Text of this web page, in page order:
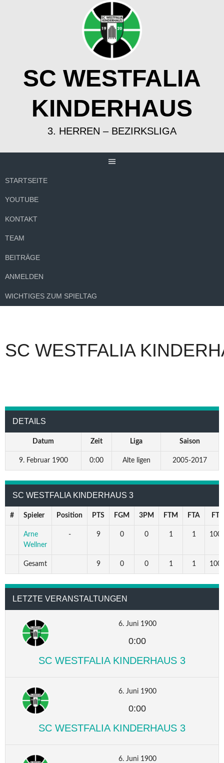
SC WESTFALIA
KINDERHAUS
3. HERREN – BEZIRKSLIGA
STARTSEITE
YOUTUBE
KONTAKT
TEAM
BEITRÄGE
ANMELDEN
WICHTIGES ZUM SPIELTAG
SC WESTFALIA
DETAILS
Datum Zeit Liga Saison
9. Februar 1900 0:00 Alte ligen 2005-2017
SC WESTFALIA KINDERHAUS 3
# Spieler Position PTS FGM 3PM FTM FTA
Arne
Wellner
- 9 0 0 1 1
Gesamt 9 0 0 1 1
LETZTE VERANSTALTUNGEN
6. Juni 1900
0:00
SC WESTFALIA KINDERHAUS 3
6. Juni 1900
0:00
SC WESTFALIA KINDERHAUS 3
6. Juni 1900